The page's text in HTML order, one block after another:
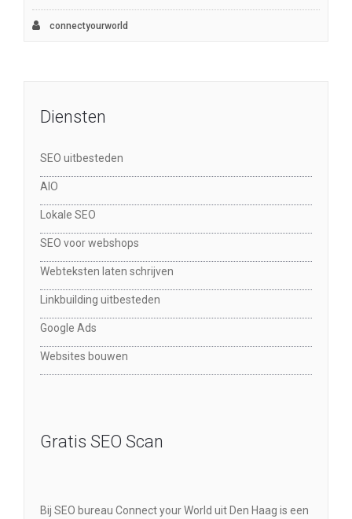
connectyourworld
Diensten
SEO uitbesteden
AIO
Lokale SEO
SEO voor webshops
Webteksten laten schrijven
Linkbuilding uitbesteden
Google Ads
Websites bouwen
Gratis SEO Scan
Bij SEO bureau Connect your World uit Den Haag is een